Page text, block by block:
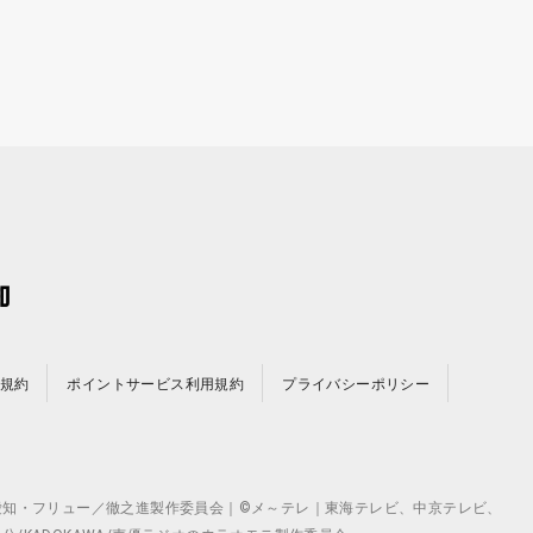
約 ポイントサービス利用規約 プライバシーポリシー
フリュー／徹之進製作委員会｜©メ～テレ｜東海テレビ、中京テレビ、